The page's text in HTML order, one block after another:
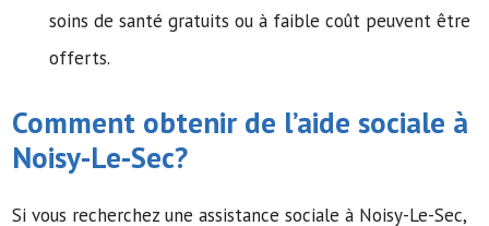
soins de santé gratuits ou à faible coût peuvent être
offerts.
Comment obtenir de l’aide sociale à
Noisy-Le-Sec?
Si vous recherchez une assistance sociale à Noisy-Le-Sec,